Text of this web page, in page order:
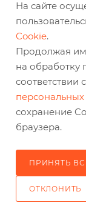
308009,
На сайте
Cookie.
Продолжая им
на обработку
соответствии с
сохранение
браузера.
ПРИНЯТЬ
ОТКЛОНИТЬ